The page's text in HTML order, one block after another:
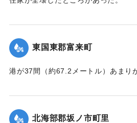
｜固有コード: 00480022
東国東郡富来町
港が37間（約67.2メートル）あまり
｜固有コード: 00480023
北海部郡坂ノ市町里